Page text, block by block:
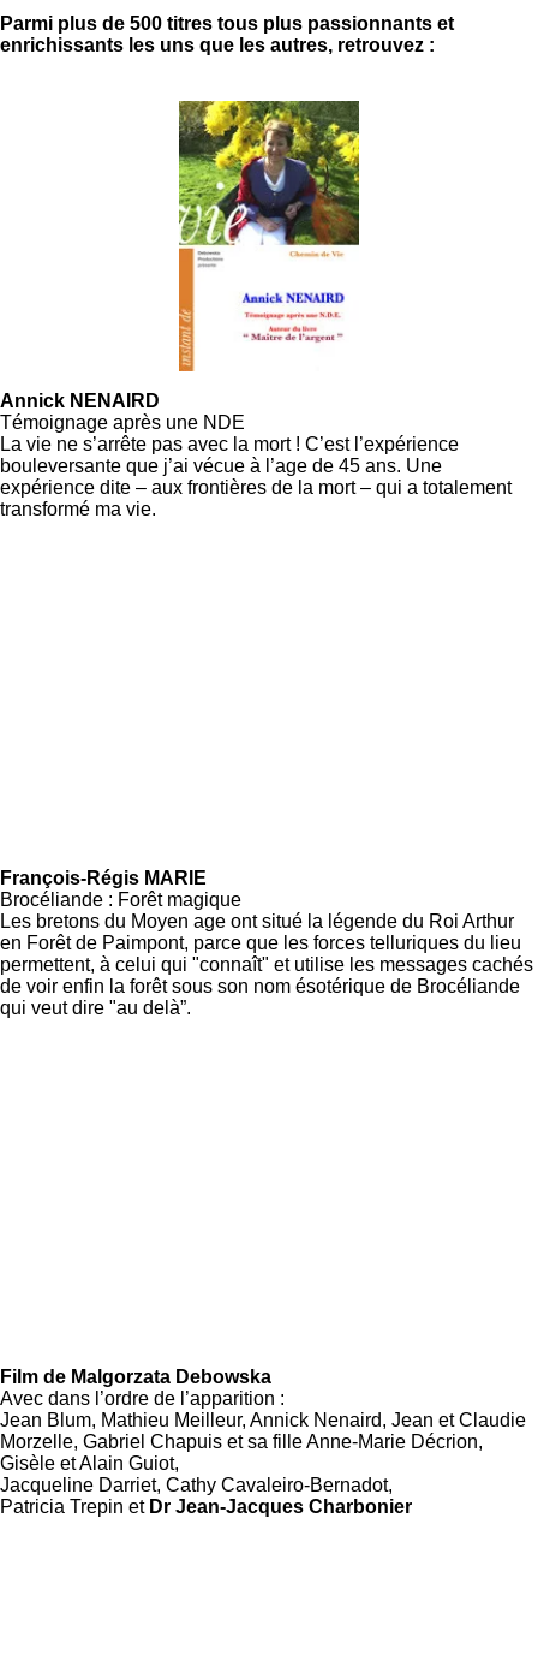
Parmi plus de 500 titres tous plus passionnants et
enrichissants les uns que les autres, retrouvez :
Annick NENAIRD
Témoignage après une NDE
La vie ne s’arrête pas avec la mort ! C’est l’expérience
bouleversante que j’ai vécue à l’age de 45 ans. Une
expérience dite – aux frontières de la mort – qui a totalement
transformé ma vie.
François-Régis MARIE
Brocéliande : Forêt magique
Les bretons du Moyen age ont situé la légende du Roi Arthur
en Forêt de Paimpont, parce que les forces telluriques du lieu
permettent, à celui qui "connaît" et utilise les messages cachés
de voir enfin la forêt sous son nom ésotérique de Brocéliande
qui veut dire "au delà”.
Film de Malgorzata Debowska
Avec dans l’ordre de l’apparition :
Jean Blum, Mathieu Meilleur, Annick Nenaird, Jean et Claudie
Morzelle, Gabriel Chapuis et sa fille Anne-Marie Décrion,
Gisèle et Alain Guiot,
Jacqueline Darriet, Cathy Cavaleiro-Bernadot,
Patricia Trepin et Dr Jean-Jacques Charbonier